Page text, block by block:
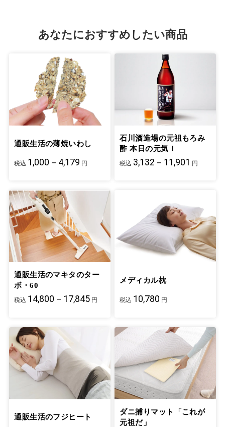
あなたにおすすめしたい商品
通販生活の薄焼いわし
税込 1,000－4,179 円
石川酒造場の元祖もろみ
酢 本日の元気！
税込 3,132－11,901 円
通販生活のマキタのター
ボ・60
税込 14,800－17,845 円
メディカル枕
税込 10,780 円
通販生活のフジヒート
ダニ捕りマット「これが
元祖だ」